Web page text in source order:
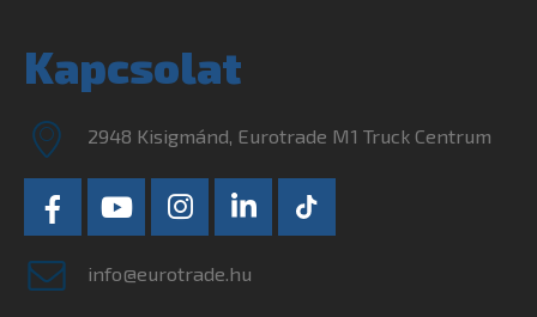
Kapcsolat
2948 Kisigmánd, Eurotrade M1 Truck Centrum
info@eurotrade.hu